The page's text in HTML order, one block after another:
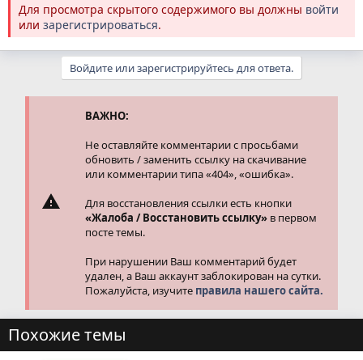
Для просмотра скрытого содержимого вы должны войти
или зарегистрироваться.
Войдите или зарегистрируйтесь для ответа.
ВАЖНО:
Не оставляйте комментарии с просьбами
обновить / заменить ссылку на скачивание
или комментарии типа «404», «ошибка».
Для восстановления ссылки есть кнопки
«Жалоба / Восстановить ссылку» в первом
посте темы.
При нарушении Ваш комментарий будет
удален, а Ваш аккаунт заблокирован на сутки.
Пожалуйста, изучите правила нашего сайта.
Похожие темы